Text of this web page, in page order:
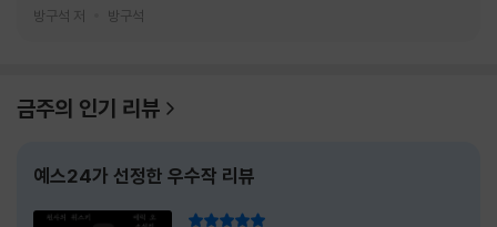
방구석 저 방구석
금주의 인기 리뷰
예스24가 선정한 우수작 리뷰